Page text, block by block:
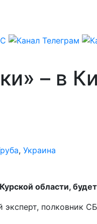
– в
, Украина
области,
полковник